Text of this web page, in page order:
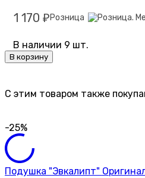
1 170 ₽ Розница
В наличии 9 шт.
В корзину
C этим товаром также
-25%
Подушка "Эвкалипт"